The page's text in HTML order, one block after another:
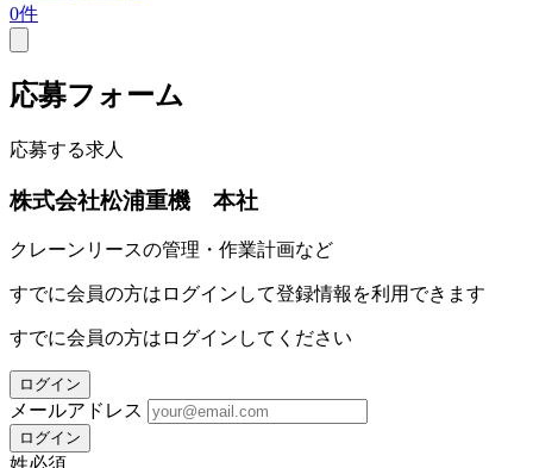
0件
応募フォーム
応募する求人
株式会社松浦重機 本社
クレーンリースの管理・作業計画など
すでに会員の方はログインして登録情報を利用できます
すでに会員の方はログインしてください
ログイン
メールアドレス